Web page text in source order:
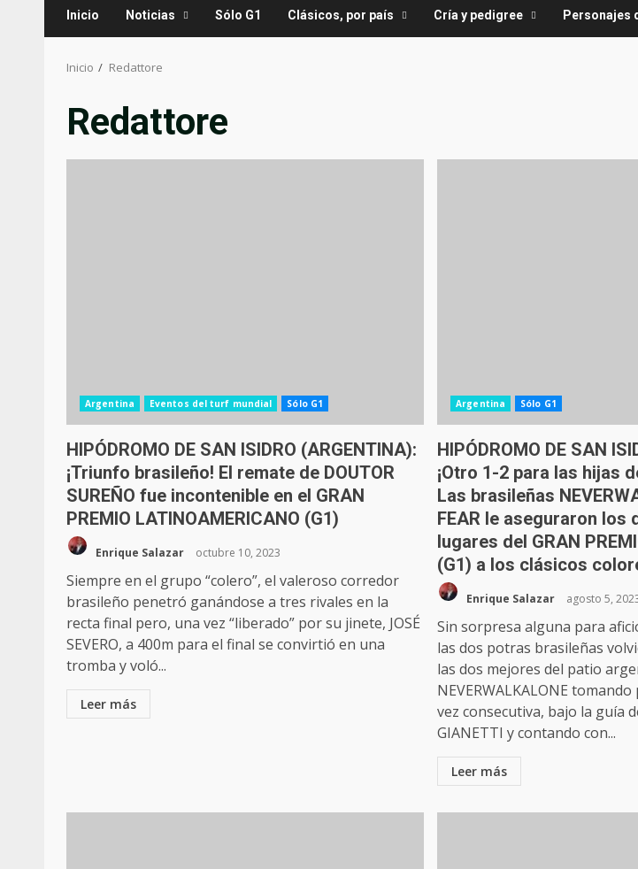
Inicio Noticias Sólo G1 Clásicos, por país Cría y pedigree Personajes
Inicio Redattore
Redattore
Argentina Eventos del turf mundial Sólo G1
HIPÓDROMO DE SAN ISIDRO (ARGENTINA):
¡Triunfo brasileño! El remate de DOUTOR
SUREÑO fue incontenible en el GRAN
PREMIO LATINOAMERICANO (G1)
Enrique Salazar octubre 10, 2023
Siempre en el grupo “colero”, el valeroso corredor
brasileño penetró ganándose a tres rivales en la
recta final pero, una vez “liberado” por su jinete, JOSÉ
SEVERO, a 400m para el final se convirtió en una
tromba y voló...
Leer más
Argentina Sólo G1
HIPÓDROMO DE SAN
¡Otro 1-2 para las hijas
Las brasileñas
FEAR le aseguraron los
lugares del GRAN
(G1) a los clásicos
Enrique Salazar agosto 5,
Sin sorpresa alguna para
las dos potras brasileñas
las dos mejores del patio
NEVERWALKALONE
vez consecutiva, bajo la guía
GIANETTI y contando con...
Leer más